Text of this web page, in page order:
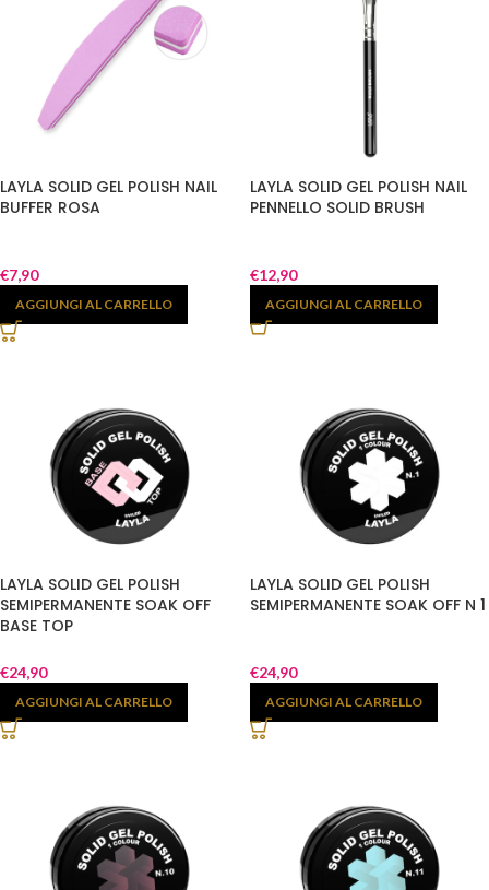
LAYLA SOLID GEL POLISH NAIL
BUFFER ROSA
€7,90
AGGIUNGI AL CARRELLO
LAYLA SOLID GEL POLISH NAIL
PENNELLO SOLID BRUSH
€12,90
AGGIUNGI AL CARRELLO
LAYLA SOLID GEL POLISH
SEMIPERMANENTE SOAK OFF
BASE TOP
€24,90
AGGIUNGI AL CARRELLO
LAYLA SOLID GEL POLISH
SEMIPERMANENTE SOAK OFF N 1
€24,90
AGGIUNGI AL CARRELLO